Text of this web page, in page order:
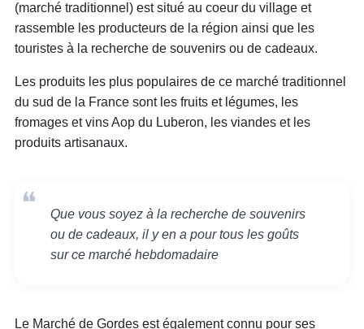
(marché traditionnel) est situé au coeur du village et
rassemble les producteurs de la région ainsi que les
touristes à la recherche de souvenirs ou de cadeaux.
Les produits les plus populaires de ce marché traditionnel
du sud de la France sont les fruits et légumes, les
fromages et vins Aop du Luberon, les viandes et les
produits artisanaux.
Que vous soyez à la recherche de souvenirs
ou de cadeaux, il y en a pour tous les goûts
sur ce marché hebdomadaire
Le Marché de Gordes est également connu pour ses